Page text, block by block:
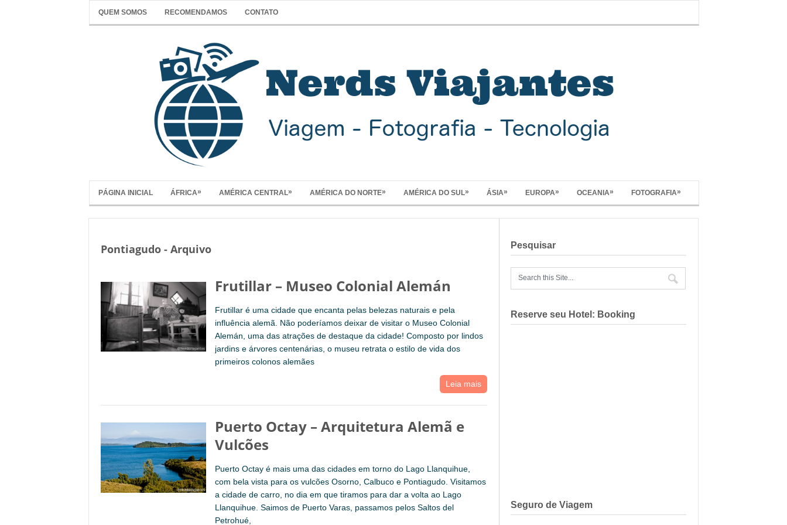
QUEM SOMOS RECOMENDAMOS CONTATO
PÁGINA INICIAL ÁFRICA» AMÉRICA CENTRAL» AMÉRICA DO NORTE» AMÉRICA DO SUL» ÁSIA» EUROPA» OCEANIA» FOTOGRAFIA»
Pontiagudo - Arquivo
Frutillar – Museo Colonial Alemán
Frutillar é uma cidade que encanta pelas belezas naturais e pela
influência alemã. Não poderíamos deixar de visitar o Museo Colonial
Alemán, uma das atrações de destaque da cidade! Composto por lindos
jardins e árvores centenárias, o museu retrata o estilo de vida dos
primeiros colonos alemães
Leia mais
Puerto Octay – Arquitetura Alemã e
Vulcões
Puerto Octay é mais uma das cidades em torno do Lago Llanquihue,
com bela vista para os vulcões Osorno, Calbuco e Pontiagudo. Visitamos
a cidade de carro, no dia em que tiramos para dar a volta ao Lago
Llanquihue. Saimos de Puerto Varas, passamos pelos Saltos del
Petrohué,
Pesquisar
Reserve seu Hotel: Booking
Seguro de Viagem